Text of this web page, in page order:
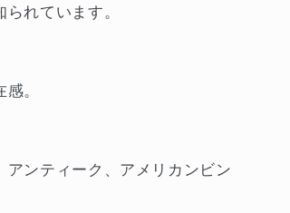
れています。
。
ンティーク、アメリカンビン